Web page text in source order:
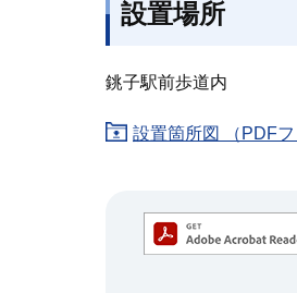
設置場所
銚子駅前歩道内
設置箇所図 （PDFフ